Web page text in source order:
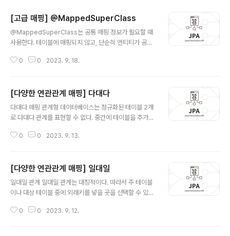
[고급 매핑] @MappedSuperClass
@MappedSuperClass는 공통 매핑 정보가 필요할 때
사용한다. 테이블에 매핑되지 않고, 단순히 엔티티가 공통
모든 엔티티에 생성 시간, 수정 시간이 들어간다고 해보자.
수 있다. BaseEntity에 @MappedSuperClass를 선
언 후 필드들을 넣고 다른 엔티티들이 상속받도록 하자. Ba
seEntity는 상속해주는 클래스라 단독으로 쓰지 않으므로
을 다르게 사용하고 싶다면 @Column의 name 속성을
0 0 2023. 9. 18.
[다양한 연관관계 매핑] 다대다
다대다 매핑 관계형 데이터베이스는 정규화된 테이블 2개
로 다대다 관계를 표현할 수 없다. 중간에 테이블을 추가해
컬렉션을 사용해서 객체 2개로 다대다 관계를 표현할 수
사용하고, @JoinTable로 연결 테이블을 지정한다. 양쪽
테이블의 PK가 FK가 된다. //Member.java @ManyTo
Many @JoinTable(name = "MEMBER_PRODUC
다 매핑도 단방향, 양방향 매핑이 모두 가능하다. 양방향 매
0 0 2023. 9. 13.
[다양한 연관관계 매핑] 일대일
일대일 관계 일대일 관계는 대칭적이다. 따라서 주 테이블
이나 대상 테이블 중에 외래키를 넣을 곳을 선택할 수 있다.
고, 대상 테이블인 Team에 외래키를 넣을 수 있다. 외래키
0 0 2023. 9. 12.